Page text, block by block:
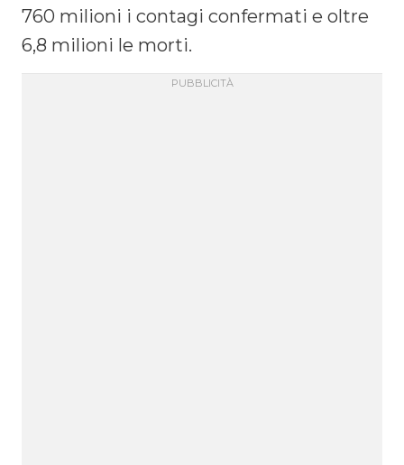
760 milioni i contagi confermati e oltre
6,8 milioni le morti.